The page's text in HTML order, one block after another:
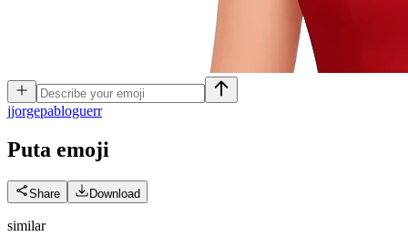
jjorgepabloguerr
Puta emoji
Share Download
similar